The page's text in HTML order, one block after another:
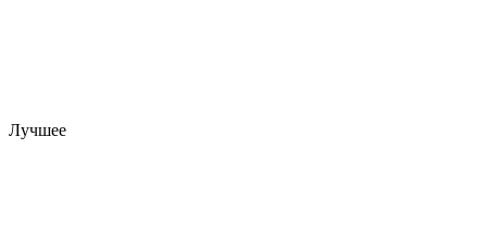
Лучшее